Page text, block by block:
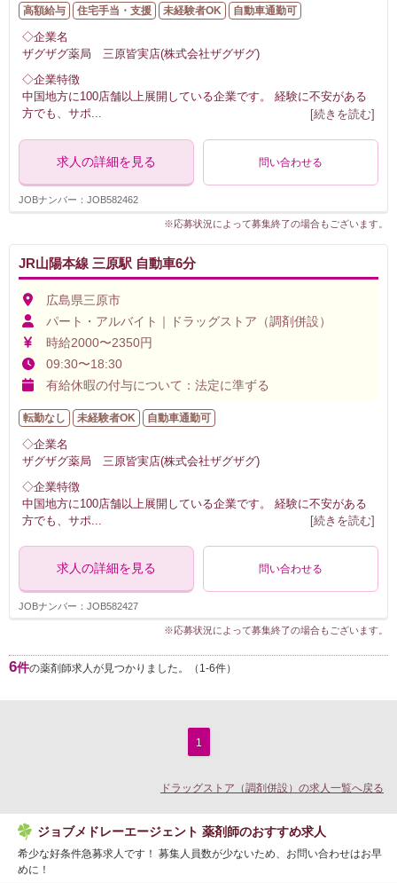
高額給与 住宅手当・支援 未経験者OK 自動車通勤可
◇企業名
ザグザグ薬局 三原皆実店(株式会社ザグザグ)
◇企業特徴
中国地方に100店舗以上展開している企業です。 経験に不安がある
方でも、サポ... [続きを読む]
求人の詳細を見る 問い合わせる
JOBナンバー：JOB582462
※応募状況によって募集終了の場合もございます。
JR山陽本線 三原駅 自動車6分
広島県三原市
パート・アルバイト｜ドラッグストア（調剤併設）
時給2000〜2350円
09:30〜18:30
有給休暇の付与について：法定に準ずる
転勤なし 未経験者OK 自動車通勤可
◇企業名
ザグザグ薬局 三原皆実店(株式会社ザグザグ)
◇企業特徴
中国地方に100店舗以上展開している企業です。 経験に不安がある
方でも、サポ
[続きを読む]
求人の詳細を見る 問い合わせる
JOBナンバー：JOB582427
※応募状況によって募集終了の場合もございます。
6件の薬剤師求人が見つかりました。（1-6件）
1
ドラッグストア（調剤併設）の求人一覧へ戻る
ジョブメドレーエージェント 薬剤師のおすすめ求人
希少な好条件急募求人です！ 募集人員数が少ないため、お問い合わせはお早
めに！